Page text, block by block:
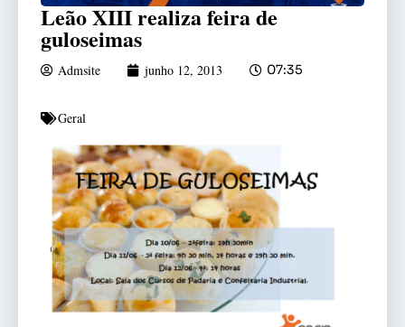
Leão XIII realiza feira de
guloseimas
Admsite junho 12, 2013 07:35
Geral